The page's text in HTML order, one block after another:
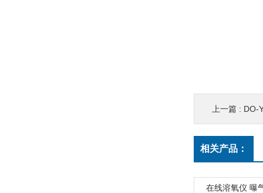
上一篇 : DO-
相关产品：
在线溶氧仪 曝